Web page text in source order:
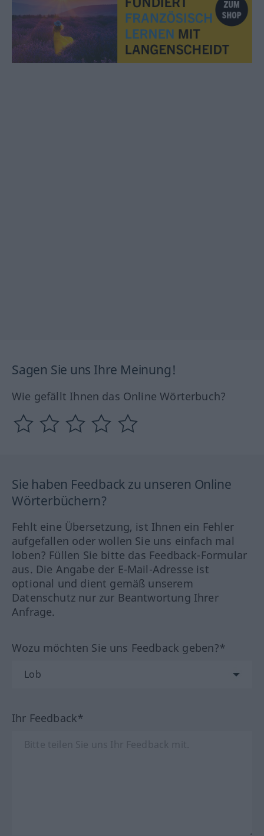
Sagen Sie uns Ihre Meinung!
Wie gefällt Ihnen das Online Wörterbuch?
Sie haben Feedback zu unseren Online
Wörterbüchern?
Fehlt eine Übersetzung, ist Ihnen ein Fehler
aufgefallen oder wollen Sie uns einfach mal
loben? Füllen Sie bitte das Feedback-Formular
aus. Die Angabe der E-Mail-Adresse ist
optional und dient gemäß unserem
Datenschutz nur zur Beantwortung Ihrer
Anfrage.
Wozu möchten Sie uns Feedback geben?*
Ihr Feedback*